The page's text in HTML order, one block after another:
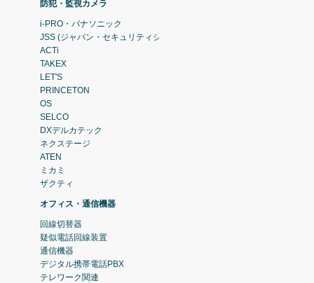
防犯・監視カメラ
i-PRO・パナソニック
JSS (ジャパン・セキュリティシステム)
ACTi
TAKEX
LET'S
PRINCETON
OS
SELCO
DXデルカテック
ネクステージ
ATEN
ミカミ
ザクティ
オフィス・通信機器
回線切替器
疑似電話回線装置
通信機器
デジタル携帯電話PBX
テレワーク関連